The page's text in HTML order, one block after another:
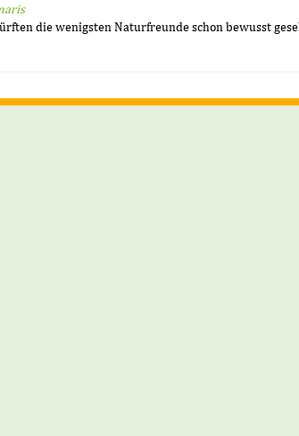
die wenigsten Naturfreunde schon bewusst